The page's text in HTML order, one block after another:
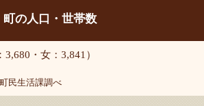
町の人口・世帯数
・女：3,841）
民生活課調べ